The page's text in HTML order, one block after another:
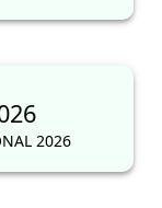
VACANTE